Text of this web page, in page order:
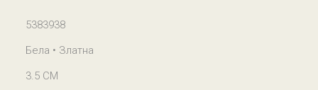
5383938
Бела • Златна
3.5 CM